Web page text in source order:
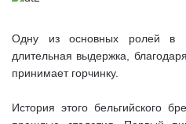
Одну из основных ролей в
длительная выдержка,
принимает горчинку.
История этого бельгийского